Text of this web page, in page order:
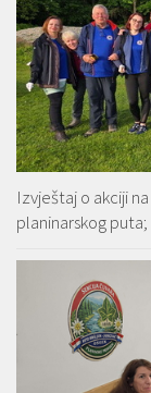
Izvještaj o akciji
planinarskog puta;